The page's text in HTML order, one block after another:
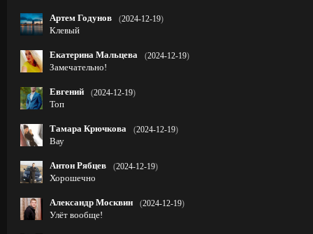
Артем Годунов (2024-12-19)
Клевый
Екатерина Мальцева (2024-12-19)
Замечательно!
Евгений (2024-12-19)
Топ
Тамара Крючкова (2024-12-19)
Вау
Антон Рябцев (2024-12-19)
Хорошечно
Александр Москвин (2024-12-19)
Улёт вообще!